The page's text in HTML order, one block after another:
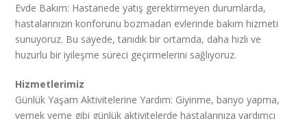
Evde Bakım: Hastanede yatış gerektirmeyen durumlarda,
hastalarınızın konforunu bozmadan evlerinde bakım hizmeti
sunuyoruz. Bu sayede, tanıdık bir ortamda, daha hızlı ve
huzurlu bir iyileşme süreci geçirmelerini sağlıyoruz.
Hizmetlerimiz
Günlük Yaşam Aktivitelerine Yardım: Giyinme, banyo yapma,
yemek yeme gibi günlük aktivitelerde hastalarınıza yardımcı